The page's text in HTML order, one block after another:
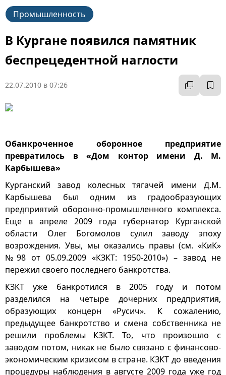
Промышленность
В Кургане появился памятник
беспрецедентной наглости
22.07.2010 в 07:26
Обанкроченное оборонное предприятие
превратилось в «Дом контор имени Д. М.
Карбышева»
Курганский завод колесных тягачей имени Д.М.
Карбышева был одним из градообразующих
предприятий оборонно-промышленного комплекса.
Еще в апреле 2009 года губернатор Курганской
области Олег Богомолов сулил заводу эпоху
возрождения. Увы, мы оказались правы (см. «КиК»
№98 от 05.09.2009 «КЗКТ: 1950-2010») – завод не
пережил своего последнего банкротства.
КЗКТ уже банкротился в 2005 году и потом
разделился на четыре дочерних предприятия,
образующих концерн «Русич». К сожалению,
предыдущее банкротство и смена собственника не
решили проблемы КЗКТ. То, что произошло с
заводом потом, никак не было связано с финансово-
экономическим кризисом в стране. КЗКТ до введения
процедуры наблюдения в августе 2009 года уже год